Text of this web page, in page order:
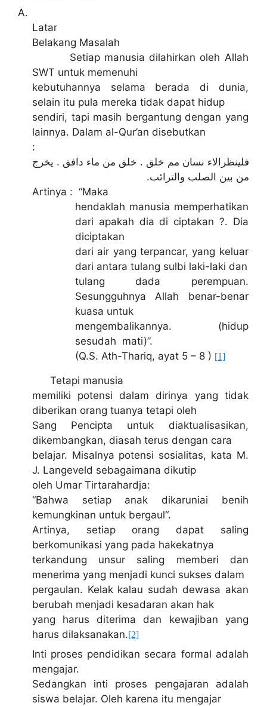
A.
Latar
Belakang Masalah
Setiap manusia dilahirkan oleh Allah
SWT untuk memenuhi
kebutuhannya selama berada di dunia,
selain itu pula mereka tidak dapat hidup
sendiri, tapi masih bergantung dengan yang
lainnya. Dalam al-Qur’an disebutkan
:
فلينظرالاء نسان مم خلق . خلق من ماء دافق . يخرج
من بين الصلب والترائب.
Artinya : “Maka
hendaklah manusia memperhatikan
dari apakah dia di ciptakan ?. Dia
diciptakan
dari air yang terpancar, yang keluar
dari antara tulang sulbi laki-laki dan
tulang dada perempuan.
Sesungguhnya Allah benar-benar
kuasa untuk
mengembalikannya. (hidup
sesudah mati)”.
(Q.S. Ath-Thariq, ayat 5 – 8 ) [1]
Tetapi manusia
memiliki potensi dalam dirinya yang tidak
diberikan orang tuanya tetapi oleh
Sang Pencipta untuk diaktualisasikan,
dikembangkan, diasah terus dengan cara
belajar. Misalnya potensi sosialitas, kata M.
J. Langeveld sebagaimana dikutip
oleh Umar Tirtarahardja:
“Bahwa setiap anak dikaruniai benih
kemungkinan untuk bergaul“.
Artinya, setiap orang dapat saling
berkomunikasi yang pada hakekatnya
terkandung unsur saling memberi dan
menerima yang menjadi kunci sukses dalam
pergaulan. Kelak kalau sudah dewasa akan
berubah menjadi kesadaran akan hak
yang harus diterima dan kewajiban yang
harus dilaksanakan.[2]
Inti proses pendidikan secara formal adalah
mengajar.
Sedangkan inti proses pengajaran adalah
siswa belajar. Oleh karena itu mengajar